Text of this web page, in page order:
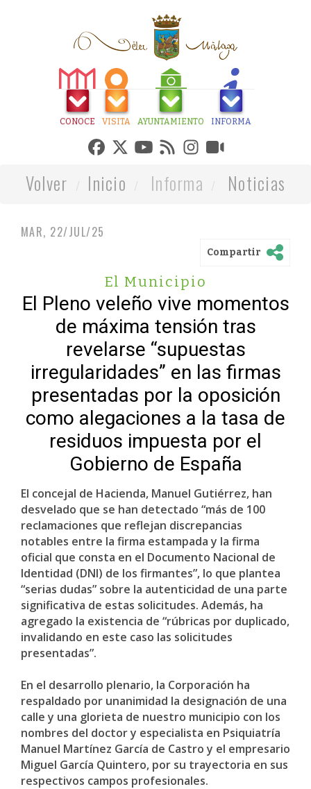
CONOCE VISITA AYUNTAMIENTO INFORMA
Volver Inicio Informa Noticias
MAR, 22/JUL/25
Compartir
El Municipio
El Pleno veleño vive momentos
de máxima tensión tras
revelarse “supuestas
irregularidades” en las firmas
presentadas por la oposición
como alegaciones a la tasa de
residuos impuesta por el
Gobierno de España
El concejal de Hacienda, Manuel Gutiérrez, han
desvelado que se han detectado “más de 100
reclamaciones que reflejan discrepancias
notables entre la firma estampada y la firma
oficial que consta en el Documento Nacional de
Identidad (DNI) de los firmantes”, lo que plantea
“serias dudas” sobre la autenticidad de una parte
significativa de estas solicitudes. Además, ha
agregado la existencia de “rúbricas por duplicado,
invalidando en este caso las solicitudes
presentadas”.
En el desarrollo plenario, la Corporación ha
respaldado por unanimidad la designación de una
calle y una glorieta de nuestro municipio con los
nombres del doctor y especialista en Psiquiatría
Manuel Martínez García de Castro y el empresario
Miguel García Quintero, por su trayectoria en sus
respectivos campos profesionales.